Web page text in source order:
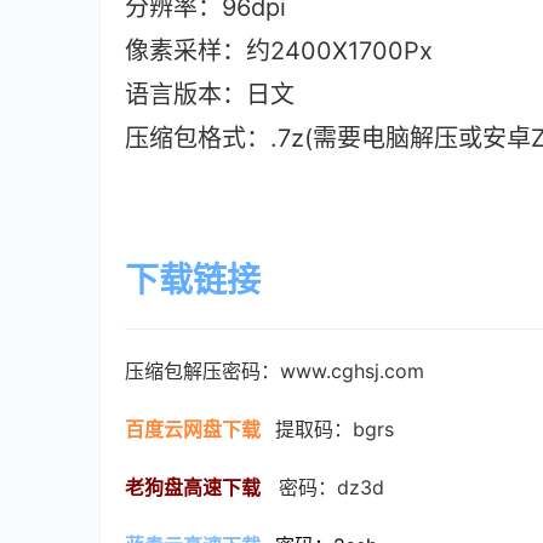
分辨率：96dpi
像素采样：约2400X1700Px
语言版本：日文
压缩包格式：.7z(需要电脑解压或安
下载链接
压缩包解压密码：www.cghsj.com
百度云网盘下载 提取码：bgrs
老狗盘高速下载 密码：dz3d